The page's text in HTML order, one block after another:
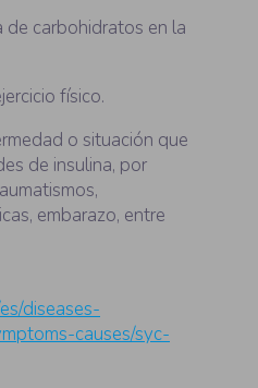
carbohidratos en la
físico.
o situación que
de insulina, por
embarazo, entre
diseases-
causes/syc-